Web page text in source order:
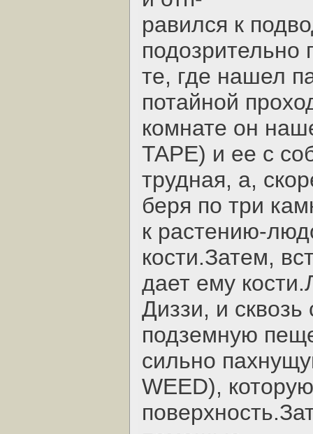
равился к
подозрительно
те, где нашел
потайной
комнате он
TAPE) и ее с
трудная, а,
беря по три
к растению-
кости.Затем,
дает ему
Диззи, и сквозь
подземную
сильно
WEED),